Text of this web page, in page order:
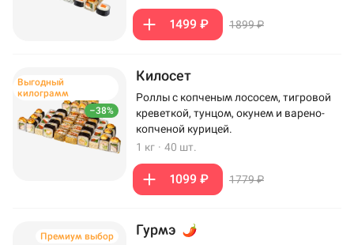
1499 ₽ 1899 ₽
–38%
Выгодный
килограмм
Килосет
Роллы с копченым лососем, тигровой
креветкой, тунцом, окунем и варено-
копченой курицей.
1 кг · 40 шт.
1099 ₽ 1779 ₽
Премиум выбор Гурмэ